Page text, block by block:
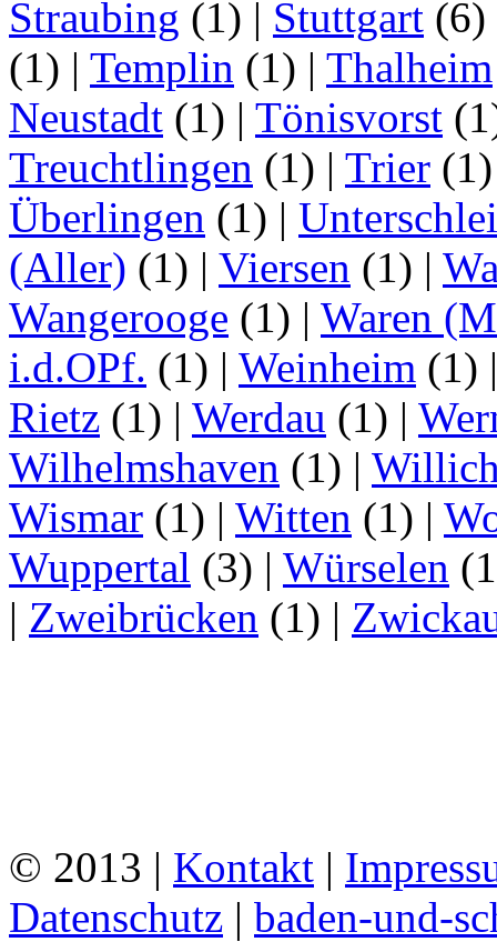
Straubing (1) | Stuttgart (6)
(1) | Templin (1) | Thalheim
Neustadt (1) | Tönisvorst
Treuchtlingen (1) | Trier
Überlingen (1) |
(Aller) (1) | Viersen (1) |
Wangerooge (1) | Waren
i.d.OPf. (1) | Weinheim (1)
Rietz (1) | Werdau (1) |
Wilhelmshaven (1) |
Wismar (1) | Witten (1) |
Wuppertal (3) | Würselen
| Zweibrücken (1) |
© 2013 | Kontakt |
Datenschutz | baden-und-